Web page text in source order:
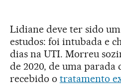
Lidiane deve ter sido
estudos: foi intubada e
dias na UTI. Morreu
de 2020, de uma parada
recebido o tratamento